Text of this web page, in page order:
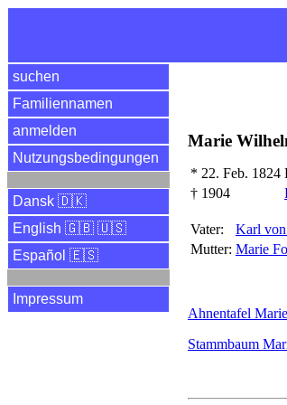
suchen
Familiennamen
anmelden
Nutzungsbedingungen
Dansk 🇩🇰
English 🇬🇧 🇺🇸
Español 🇪🇸
Impressum
Marie
* 22. Feb. 1824
† 1904
Vater:
Karl
Mutter: Marie
Ahnentafel
Stammbaum